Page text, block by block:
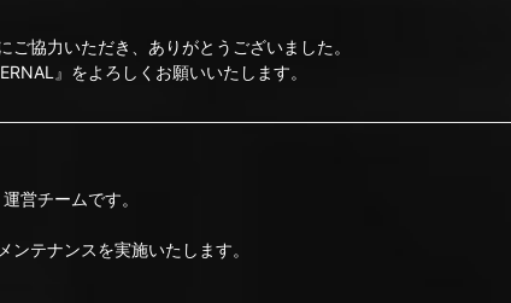
ご協力いただき、ありがとうございました。
』をよろしくお願いいたします。
運営チームです。
ンテナンスを実施いたします。